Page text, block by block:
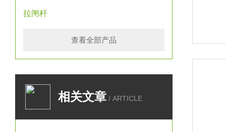
拉闸杆
查看全部产品
相关文章 / ARTICLE